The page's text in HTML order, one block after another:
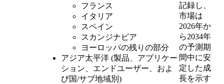
フランス
イタリア
スペイン
スカンジナビア
ヨーロッパの残りの部分
アジア太平洋 (製品、アプリケー
ション、エンドユーザー、およ
び国/サブ地域別)
記録し、
市場は
2026年か
ら2034年
の予測期
間中に安
定した成
長を示す